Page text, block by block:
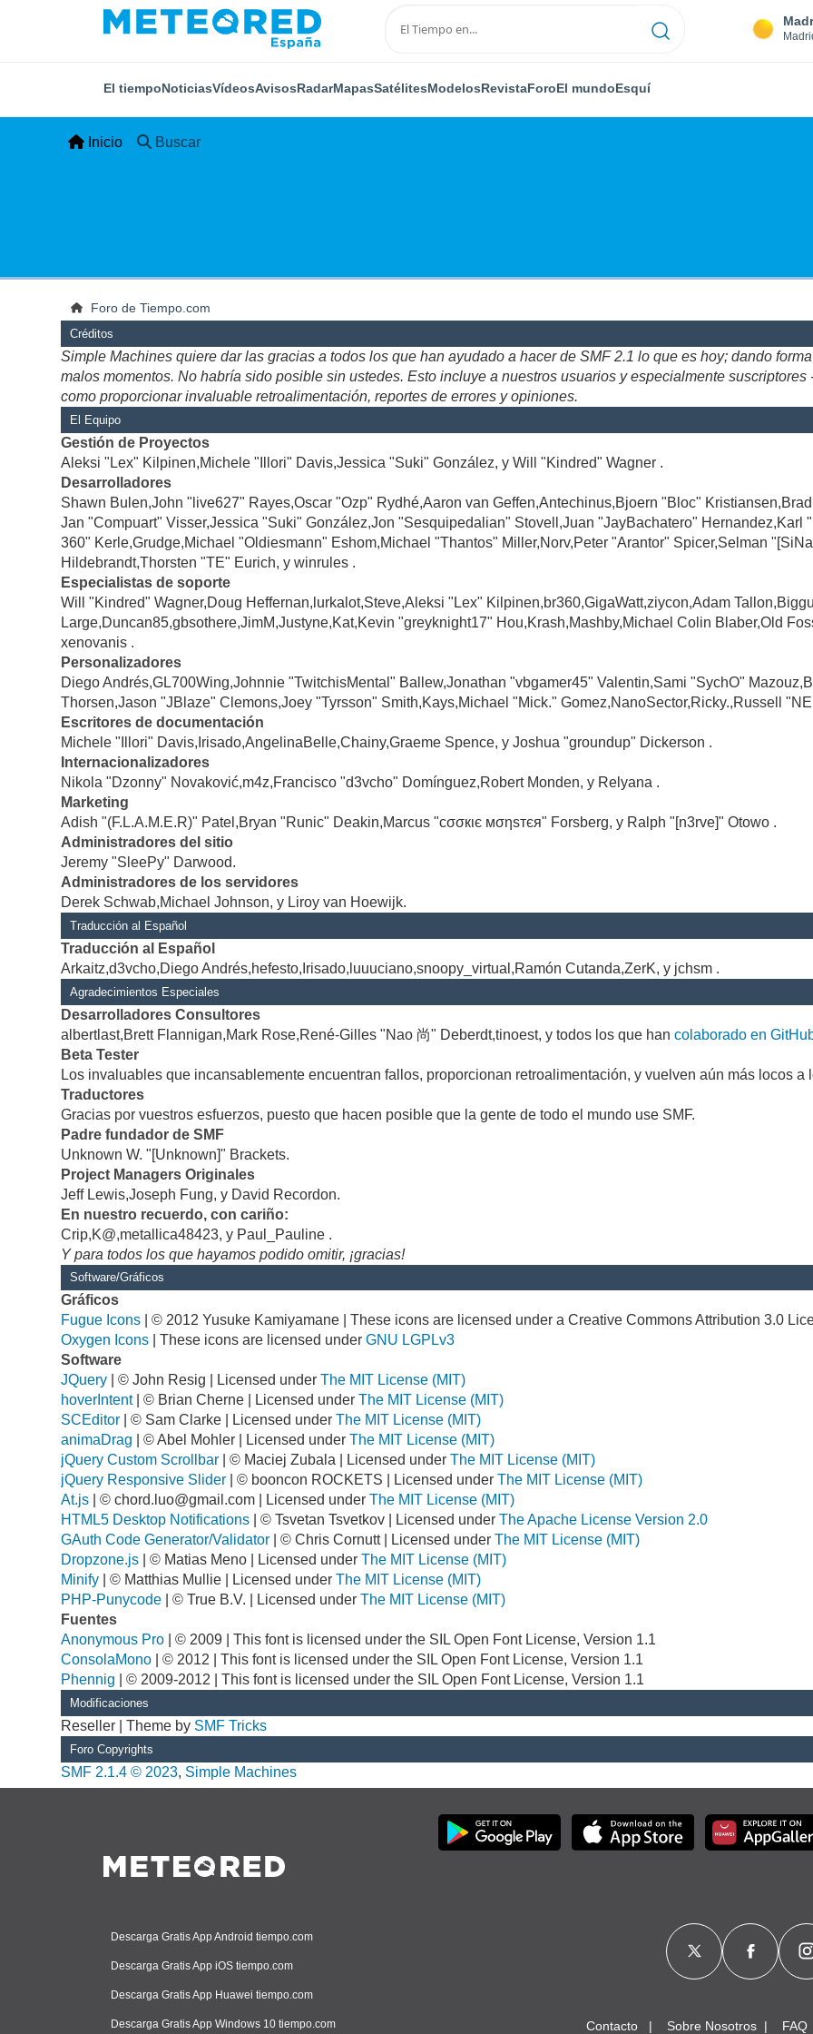
El tiempoNoticiasVídeosAvisosRadarMapasSatélitesModelosRevistaForoEl mundoEsquí
Inicio Buscar
Foro de Tiempo.com
Créditos
Simple Machines quiere dar las gracias a todos los que han ayudado a hacer de SMF 2.1 lo que es hoy; dando
malos momentos. No habría sido posible sin ustedes. Esto incluye a nuestros usuarios y especialmente
como proporcionar invaluable retroalimentación, reportes de errores y opiniones.
El Equipo
Gestión de Proyectos
Aleksi "Lex" Kilpinen,Michele "Illori" Davis,Jessica "Suki" González, y Will "Kindred" Wagner .
Desarrolladores
Shawn Bulen,John "live627" Rayes,Oscar "Ozp" Rydhé,Aaron van Geffen,Antechinus,Bjoern "Bloc"
Jan "Compuart" Visser,Jessica "Suki" González,Jon "Sesquipedalian" Stovell,Juan "JayBachatero"
360" Kerle,Grudge,Michael "Oldiesmann" Eshom,Michael "Thantos" Miller,Norv,Peter "Arantor" Spicer,Selman
Hildebrandt,Thorsten "TE" Eurich, y winrules .
Especialistas de soporte
Will "Kindred" Wagner,Doug Heffernan,lurkalot,Steve,Aleksi "Lex" Kilpinen,br360,GigaWatt,ziycon,Adam
Large,Duncan85,gbsothere,JimM,Justyne,Kat,Kevin "greyknight17" Hou,Krash,Mashby,Michael Colin Blaber,Old
xenovanis .
Personalizadores
Diego Andrés,GL700Wing,Johnnie "TwitchisMental" Ballew,Jonathan "vbgamer45" Valentin,Sami "SychO"
Thorsen,Jason "JBlaze" Clemons,Joey "Tyrsson" Smith,Kays,Michael "Mick." Gomez,NanoSector,Ricky.,Russell
Escritores de documentación
Michele "Illori" Davis,Irisado,AngelinaBelle,Chainy,Graeme Spence, y Joshua "groundup" Dickerson .
Internacionalizadores
Nikola "Dzonny" Novaković,m4z,Francisco "d3vcho" Domínguez,Robert Monden, y Relyana .
Marketing
Adish "(F.L.A.M.E.R)" Patel,Bryan "Runic" Deakin,Marcus "cσσкιє мσηѕтєя" Forsberg, y Ralph "[n3rve]" Otowo .
Administradores del sitio
Jeremy "SleePy" Darwood.
Administradores de los servidores
Derek Schwab,Michael Johnson, y Liroy van Hoewijk.
Traducción al Español
Traducción al Español
Arkaitz,d3vcho,Diego Andrés,hefesto,Irisado,luuuciano,snoopy_virtual,Ramón Cutanda,ZerK, y jchsm .
Agradecimientos Especiales
Desarrolladores Consultores
albertlast,Brett Flannigan,Mark Rose,René-Gilles "Nao 尚" Deberdt,tinoest, y todos los que hancolaborado en
Beta Tester
Los invaluables que incansablemente encuentran fallos, proporcionan retroalimentación, y vuelven aún más locos a
Traductores
Gracias por vuestros esfuerzos, puesto que hacen posible que la gente de todo el mundo use SMF.
Padre fundador de SMF
Unknown W. "[Unknown]" Brackets.
Project Managers Originales
Jeff Lewis,Joseph Fung, y David Recordon.
En nuestro recuerdo, con cariño:
Crip,K@,metallica48423, y Paul_Pauline .
Y para todos los que hayamos podido omitir, ¡gracias!
Software/Gráficos
Gráficos
Fugue Icons | © 2012 Yusuke Kamiyamane | These icons are licensed under a Creative Commons Attribution 3.0
Oxygen Icons | These icons are licensed underGNU LGPLv3
Software
JQuery | © John Resig | Licensed underThe MIT License (MIT)
hoverIntent| © Brian Cherne | Licensed underThe MIT License (MIT)
SCEditor | © Sam Clarke | Licensed underThe MIT License (MIT)
animaDrag | © Abel Mohler | Licensed underThe MIT License (MIT)
jQuery Custom Scrollbar | © Maciej Zubala | Licensed underThe MIT License (MIT)
jQuery Responsive Slider | © booncon ROCKETS | Licensed underThe MIT License (MIT)
At.js | ©chord.luo@gmail.com | Licensed underThe MIT License (MIT)
HTML5 Desktop Notifications | © Tsvetan Tsvetkov | Licensed underThe Apache License Version 2.0
GAuth Code Generator/Validator | © Chris Cornutt | Licensed underThe MIT License (MIT)
Dropzone.js | © Matias Meno | Licensed underThe MIT License (MIT)
Minify | © Matthias Mullie | Licensed underThe MIT License (MIT)
PHP-Punycode | © True B.V. | Licensed underThe MIT License (MIT)
Fuentes
Anonymous Pro | © 2009 | This font is licensed under the SIL Open Font License, Version 1.1
ConsolaMono | © 2012 | This font is licensed under the SIL Open Font License, Version 1.1
Phennig | © 2009-2012 | This font is licensed under the SIL Open Font License, Version 1.1
Modificaciones
Reseller | Theme by SMF Tricks
Foro Copyrights
SMF 2.1.4 © 2023, Simple Machines
Descarga Gratis App Android tiempo.com
Descarga Gratis App iOS tiempo.com
Descarga Gratis App Huawei tiempo.com
Descarga Gratis App Windows 10 tiempo.com Contacto Sobre Nosotros FAQ